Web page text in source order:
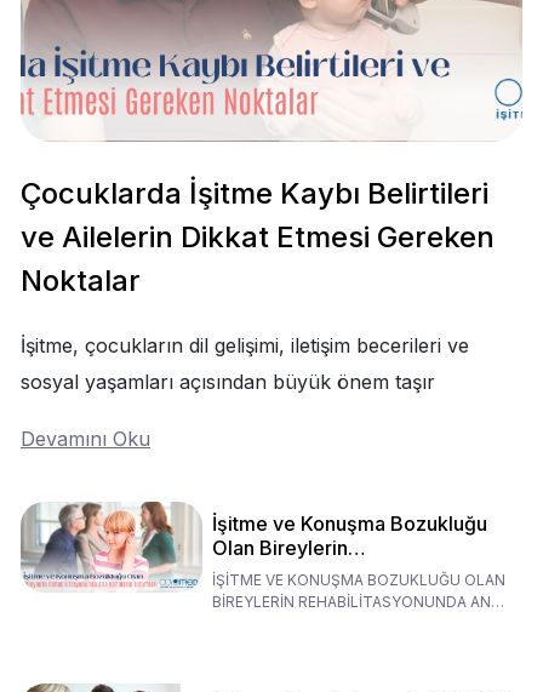
Çocuklarda İşitme Kaybı Belirtileri
ve Ailelerin Dikkat Etmesi Gereken
Noktalar
İşitme, çocukların dil gelişimi, iletişim becerileri ve
sosyal yaşamları açısından büyük önem taşır
Devamını Oku
İşitme ve Konuşma Bozukluğu
Olan Bireylerin
Rehabilitasyonunda Ana
Babaların Tutumları
İŞİTME VE KONUŞMA BOZUKLUĞU OLAN
BİREYLERİN REHABİLİTASYONUNDA ANA